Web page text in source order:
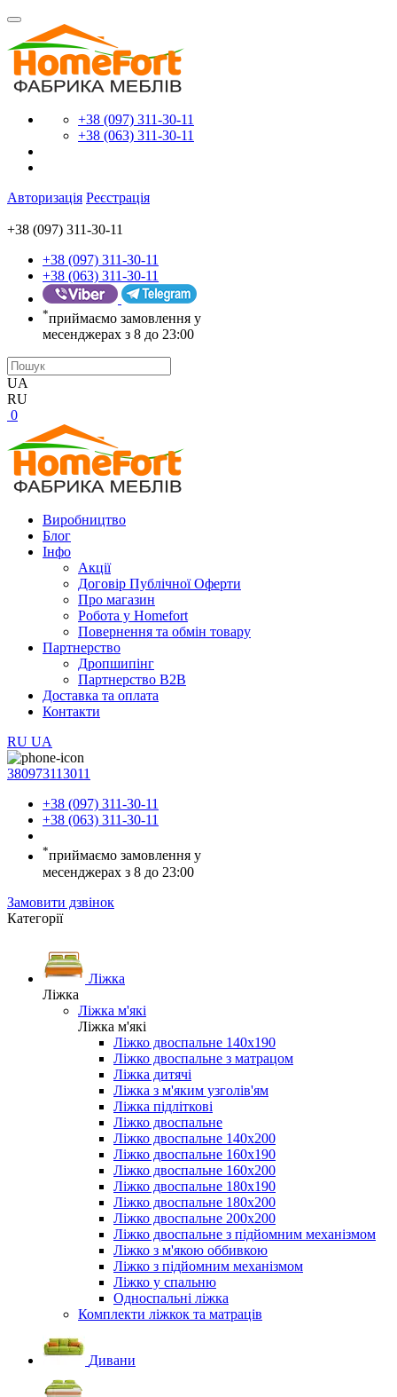
+38 (097) 311-30-11
+38 (063) 311-30-11
Авторизація Реєстрація
+38 (097) 311-30-11
+38 (097) 311-30-11
+38 (063) 311-30-11
*приймаємо замовлення у
месенджерах з 8 до 23:00
UA
RU
0
Виробництво
Блог
Інфо
Акції
Договір Публічної Оферти
Про магазин
Робота у Homefort
Повернення та обмін товару
Партнерство
Дропшипінг
Партнерство B2B
Доставка та оплата
Контакти
RU UA
380973113011
+38 (097) 311-30-11
+38 (063) 311-30-11
*приймаємо замовлення у
месенджерах з 8 до 23:00
Замовити дзвінок
Категорії
Ліжка
Ліжка
Ліжка м'які
Ліжка м'які
Ліжко двоспальне 140х190
Ліжко двоспальне з матрацом
Ліжка дитячі
Ліжка з м'яким узголів'ям
Ліжка підліткові
Ліжко двоспальне
Ліжко двоспальне 140х200
Ліжко двоспальне 160х190
Ліжко двоспальне 160х200
Ліжко двоспальне 180х190
Ліжко двоспальне 180х200
Ліжко двоспальне 200х200
Ліжко двоспальне з підйомним механізмом
Ліжко з м'якою оббивкою
Ліжко з підйомним механізмом
Ліжко у спальню
Односпальні ліжка
Комплекти ліжкок та матраців
Дивани